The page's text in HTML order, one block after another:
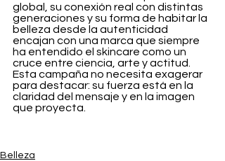
global, su conexión real con distintas
generaciones y su forma de habitar la
belleza desde la autenticidad
encajan con una marca que siempre
ha entendido el skincare como un
cruce entre ciencia, arte y actitud.
Esta campaña no necesita exagerar
para destacar: su fuerza está en la
claridad del mensaje y en la imagen
que proyecta.
Belleza